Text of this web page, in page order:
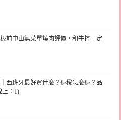
前中山無菜單燒肉評價，和牛控一定
西班牙最好買什麼？退稅怎麼退？品
上：1)